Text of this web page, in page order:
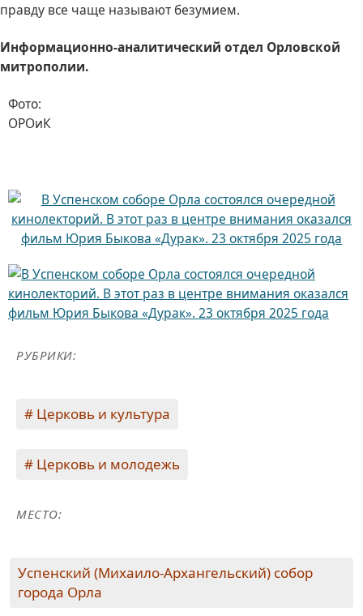
правду все чаще называют безумием.
Информационно-аналитический отдел Орловской
митрополии.
Фото:
ОРОиК
РУБРИКИ:
Церковь и культура
Церковь и молодежь
МЕСТО:
Успенский (Михаило-Архангельский) собор
города Орла